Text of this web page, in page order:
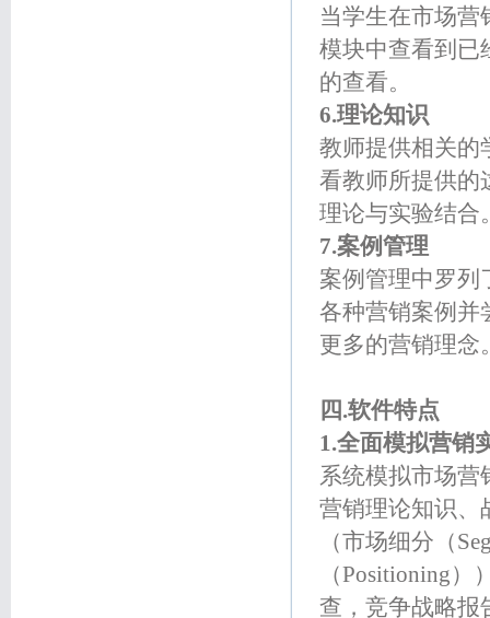
当学生在市场营
模块中查看到已
的查看。
6.理论知识
教师提供相关的
看教师所提供的
理论与实验结合
7.案例管理
案例管理中罗列
各种营销案例并
更多的营销理念
四.软件特点
1.全面模拟营销
系统模拟市场营
营销理论知识、
（市场细分（
（Positioning
查，竞争战略报